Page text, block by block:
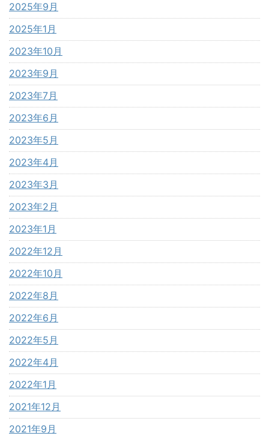
2025年9月
2025年1月
2023年10月
2023年9月
2023年7月
2023年6月
2023年5月
2023年4月
2023年3月
2023年2月
2023年1月
2022年12月
2022年10月
2022年8月
2022年6月
2022年5月
2022年4月
2022年1月
2021年12月
2021年9月